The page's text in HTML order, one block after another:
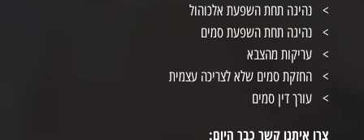
נהיגה תחת השפעת אלכוהול
נהיגה תחת השפעת סמים
עריקות מהצבא
החזקת סמים שלא לצריכה עצמית
עורך דין סמים
צרו איתנו קשר כבר היום: